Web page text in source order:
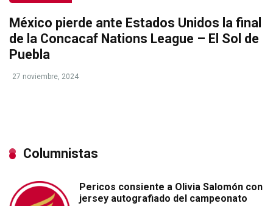
México pierde ante Estados Unidos la final
de la Concacaf Nations League – El Sol de
Puebla
27 noviembre, 2024
Columnistas
Pericos consiente a Olivia Salomón con
jersey autografiado del campeonato